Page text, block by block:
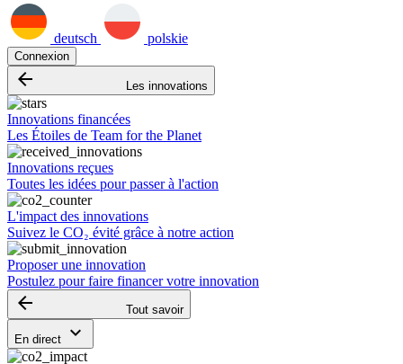
deutsch polskie
Connexion
arrow_backward Les innovations
Innovations financées
Les Étoiles de Team for the Planet
Innovations reçues
Toutes les idées pour passer à l'action
L'impact des innovations
Suivez le CO₂ évité grâce à notre action
Proposer une innovation
Postulez pour faire financer votre innovation
arrow_backward Tout savoir
En direct keyboard_arrow_down